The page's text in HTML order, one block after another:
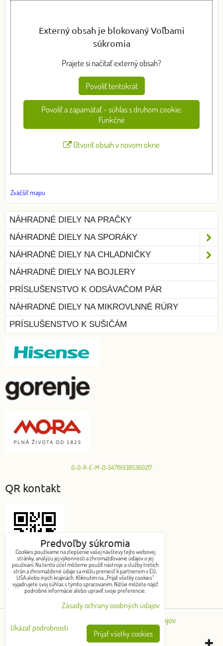
Externý obsah je blokovaný Voľbami
súkromia
Prajete si načítať externý obsah?
Povoliť tentokrát
Povoliť a zapamätať - súhlas s druhom cookie:
Funkčné
Otvoriť obsah v novom okne
Zväčšiť mapu
NÁHRADNÉ DIELY NA PRAČKY
NÁHRADNÉ DIELY NA SPORÁKY
NÁHRADNÉ DIELY NA CHLADNIČKY
NÁHRADNÉ DIELY NA BOJLERY
PRÍSLUŠENSTVO K ODSÁVAČOM PÁR
NÁHRADNÉ DIELY NA MIKROVLNNÉ RÚRY
PRÍSLUŠENSTVO K SUŠIČÁM
G-O-R-E-M-O-547199395360217
QR kontakt
Chcem objednať
Zásady ochrany osobných údajov
Predvoľby súkromia
Cookies používame na zlepšenie vašej návštevy tejto webovej
stránky, analýzu jej výkonnosti a zhromažďovanie údajov o jej
používaní. Na tento účel môžeme použiť nástroje a služby tretích
strán a zhromaždené údaje sa môžu preniesť k partnerom v EÚ,
USA alebo iných krajinách. Kliknutím na „Prijať všetky cookies“
vyjadrujete svoj súhlas s týmto spracovaním. Nižšie môžete nájsť
podrobné informácie alebo upraviť svoje preferencie.
Zásady ochrany osobných údajov
Ukázať podrobnosti
Prijať všetky cookies